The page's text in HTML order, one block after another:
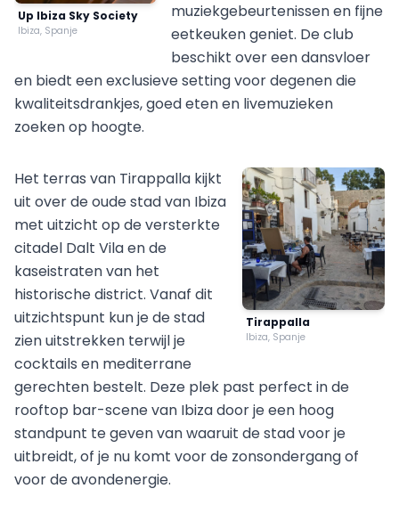
Up Ibiza Sky Society
Ibiza, Spanje
muziekgebeurtenissen en fijne
eetkeuken geniet. De club
beschikt over een dansvloer
en biedt een exclusieve setting voor degenen die
kwaliteitsdrankjes, goed eten en livemuzieken
zoeken op hoogte.
Tirappalla
Ibiza, Spanje
Het terras van Tirappalla kijkt
uit over de oude stad van Ibiza
met uitzicht op de versterkte
citadel Dalt Vila en de
kaseistraten van het
historische district. Vanaf dit
uitzichtspunt kun je de stad
zien uitstrekken terwijl je
cocktails en mediterrane
gerechten bestelt. Deze plek past perfect in de
rooftop bar-scene van Ibiza door je een hoog
standpunt te geven van waaruit de stad voor je
uitbreidt, of je nu komt voor de zonsondergang of
voor de avondenergie.